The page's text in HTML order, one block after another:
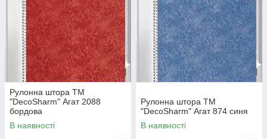
Рулонна штора TM
"DecoSharm" Агат 2088
бордова
В наявності
Рулонна штора TM
"DecoSharm" Агат 874 синя
В наявності